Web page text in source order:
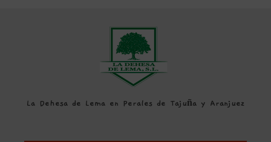
La Dehesa de Lema en Perales de Tajuña y Aranjuez